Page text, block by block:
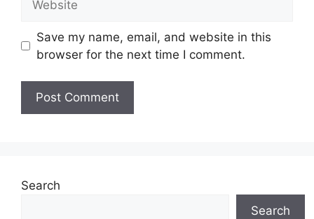
Save my name, email, and website in this
browser for the next time I comment.
Search
Search